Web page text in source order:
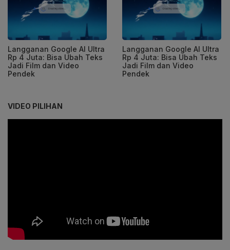
Langganan Google AI Ultra
Rp 4 Juta: Bisa Ubah Teks
Jadi Film dan Video
Pendek
Langganan Google AI Ultra
Rp 4 Juta: Bisa Ubah Teks
Jadi Film dan Video
Pendek
VIDEO PILIHAN